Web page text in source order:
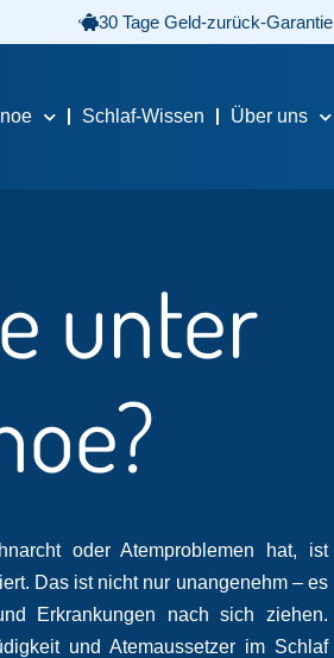
30 Tage Geld-zurück-Garantie
Schlaf-Wissen Über uns
unter
oder Atemproblemen hat, ist
Das ist nicht nur unangenehm – es
Erkrankungen nach sich ziehen.
und Atemaussetzer im Schlaf